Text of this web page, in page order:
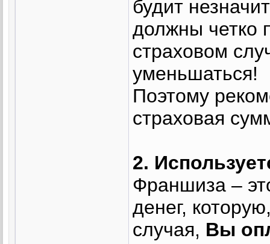
будит
должны четко
страховом
уменьшаться!
Поэтому
страховая
2.
Франшиза –
денег,
случая, Вы